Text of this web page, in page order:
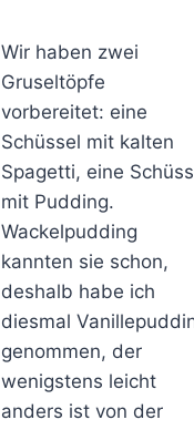
Wir haben zwei
Gruseltöpfe
vorbereitet: eine
Schüssel mit kalten
Spagetti, eine
mit Pudding.
Wackelpudding
kannten sie schon,
deshalb habe ich
diesmal
genommen, der
wenigstens leicht
anders ist von der